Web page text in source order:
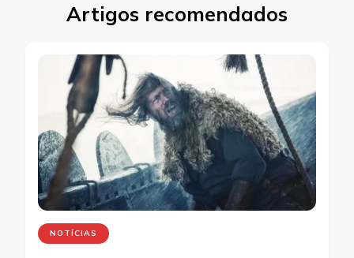
Artigos recomendados
NOTÍCIAS